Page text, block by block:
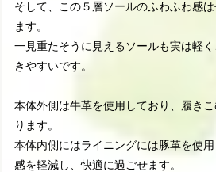
そして、この５層ソールのふわふわ感
ます。
一見重たそうに見えるソールも実は軽
きやすいです。
本体外側は牛革を使用しており、履き
ります。
本体内側にはライニングには豚革を使
感を軽減し、快適に過ごせます。